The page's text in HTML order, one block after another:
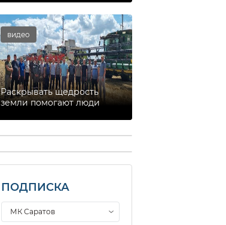
видео
Раскрывать щедрость
земли помогают люди
ПОДПИСКА